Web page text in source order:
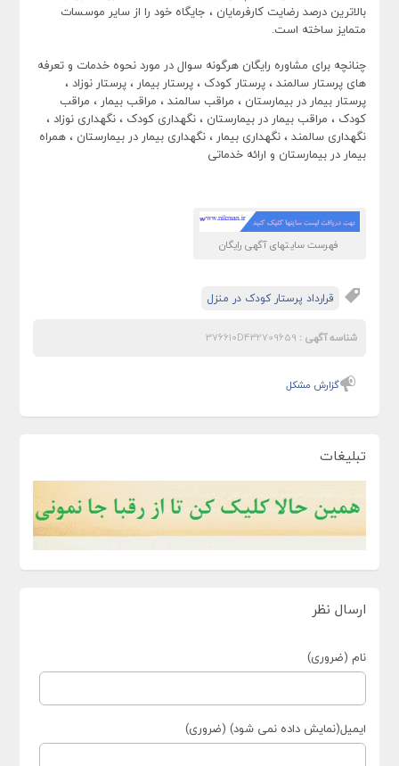
بالاترین درصد رضایت کارفرمایان ، جایگاه خود را از سایر موسسات
متمایز ساخته است.
چنانچه برای مشاوره رایگان هرگونه سوال در مورد نحوه خدمات و تعرفه
های پرستار سالمند ، پرستار کودک ، پرستار بیمار ، پرستار نوزاد ،
پرستار بیمار در بیمارستان ، مراقب سالمند ، مراقب بیمار ، مراقب
کودک ، مراقب بیمار در بیمارستان ، نگهداری کودک ، نگهداری نوزاد ،
نگهداری سالمند ، نگهداری بیمار ، نگهداری بیمار در بیمارستان ، همراه
بیمار در بیمارستان و ارائه خدماتی
فهرست سایتهای آگهی رایگان
قرارداد پرستار کودک در منزل
شناسه آگهی :
گزارش مشکل
تبلیغات
ارسال نظر
نام (ضروری)
ایمیل(نمایش داده نمی شود) (ضروری)